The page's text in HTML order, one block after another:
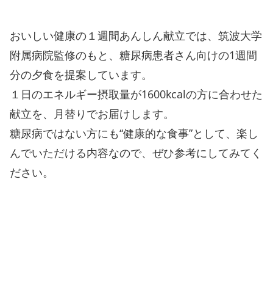
おいしい健康の１週間あんしん献立では、筑波大学
附属病院監修のもと、糖尿病患者さん向けの1週間
分の夕食を提案しています。
１日のエネルギー摂取量が1600kcalの方に合わせた
献立を、月替りでお届けします。
糖尿病ではない方にも“健康的な食事”として、楽し
んでいただける内容なので、ぜひ参考にしてみてく
ださい。